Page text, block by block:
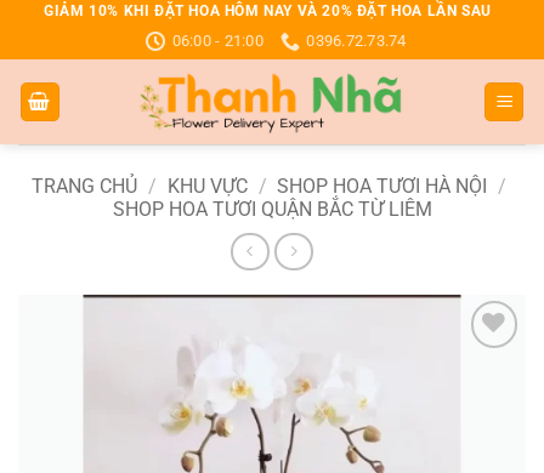
dung
GIẢM 10% KHI ĐẶT HOA HÔM NAY VÀ 20% ĐẶT HOA LẦN SAU
06:00 - 21:00 0396.72.73.74
TRANG CHỦ / KHU VỰC / SHOP HOA TƯƠI HÀ NỘI /
SHOP HOA TƯƠI QUẬN BẮC TỪ LIÊM